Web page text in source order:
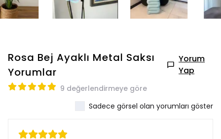
Rosa Bej Ayaklı Metal Saksı
Yorumlar
Yorum
Yap
9 değerlendirmeye göre
Sadece görsel olan yorumları göster